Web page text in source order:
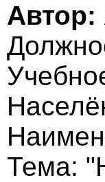
Автор:
Тема: